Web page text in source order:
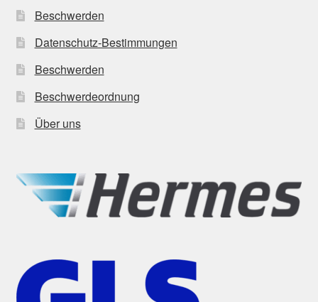
Beschwerden
Datenschutz-Bestimmungen
Beschwerden
Beschwerdeordnung
Über uns